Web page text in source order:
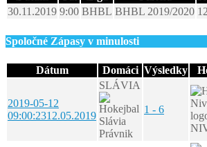
30.11.2019 9:00 BHBL BHBL 2019/2020 12
Spoločné Zápasy v minulosti
Dátum Domáci Výsledky
2019-05-12
09:00:2312.05.2019
SLÁVIA
1 - 6